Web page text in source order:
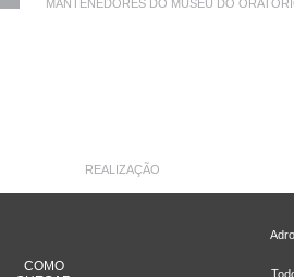
MANTENEDORES DO MUSEU DO
REALIZAÇÃO
COMO